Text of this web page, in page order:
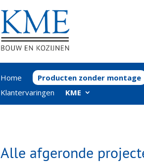
Home Producten zonder montage
Klantervaringen
KME
Alle afgeronde